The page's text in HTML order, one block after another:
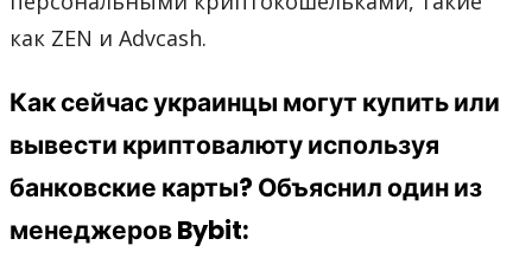
как ZEN и Advcash.
Как сейчас украинцы могут купить или
вывести криптовалюту используя
банковские карты? Объяснил один из
менеджеров Bybit: